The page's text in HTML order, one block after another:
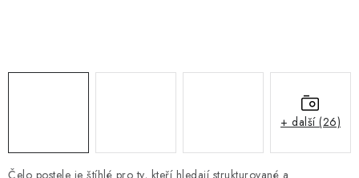
Čelo postele je štíhlé pro ty, kteří hledají strukturované a
+ další (26)